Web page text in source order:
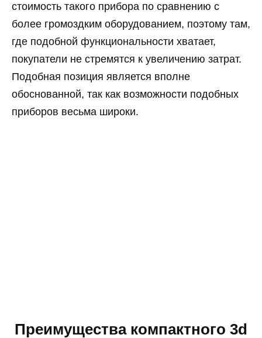
стоимость такого прибора по сравнению с
более громоздким оборудованием, поэтому там,
где подобной функциональности хватает,
покупатели не стремятся к увеличению затрат.
Подобная позиция является вполне
обоснованной, так как возможности подобных
приборов весьма широки.
Преимущества компактного 3d